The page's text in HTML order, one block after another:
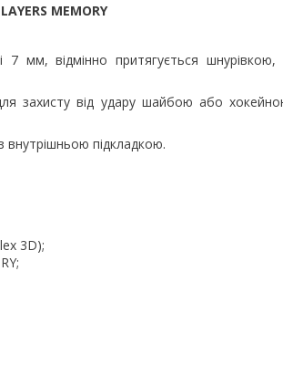
LAYERS MEMORY
7 мм, відмінно притягується шнурівкою,
захисту від удару шайбою або
підкладкою.
3D);